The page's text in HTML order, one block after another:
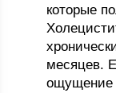
которые
месяцев.
ощущение